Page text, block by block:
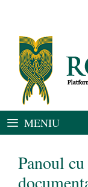
conținut
MENIU
Panoul